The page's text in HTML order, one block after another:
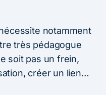
notamment
très pédagogue
soit pas un frein,
créer un lien…